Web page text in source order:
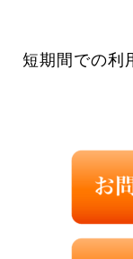
短期間での利